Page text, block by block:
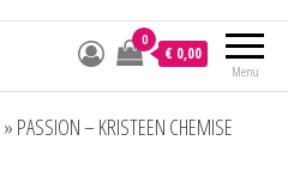
Menu
0
€ 0,00
» PASSION – KRISTEEN CHEMISE